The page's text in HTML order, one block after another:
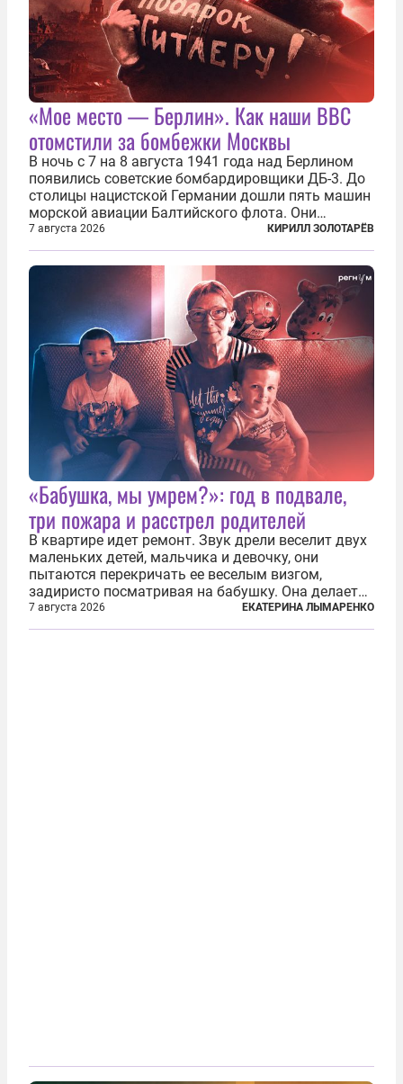
«Мое место — Берлин». Как наши ВВС
отомстили за бомбежки Москвы
В ночь с 7 на 8 августа 1941 года над Берлином
появились советские бомбардировщики ДБ-3. До
столицы нацистской Германии дошли пять машин
морской авиации Балтийского флота. Они
сбросили бомбы на город, который в тот момент
жил в полной уверенности, что война идет где-то
далеко на востоке, Красная...
7 августа 2026 КИРИЛЛ ЗОЛОТАРЁВ
«Бабушка, мы умрем?»: год в подвале,
три пожара и расстрел родителей
В квартире идет ремонт. Звук дрели веселит двух
маленьких детей, мальчика и девочку, они
пытаются перекричать ее веселым визгом,
задиристо посматривая на бабушку. Она делает
им замечание, но внуки чувствуют, что она
сердится невсерьез. И это правда: дрель, конечно,
7 августа 2026 ЕКАТЕРИНА ЛЫМАРЕНКО